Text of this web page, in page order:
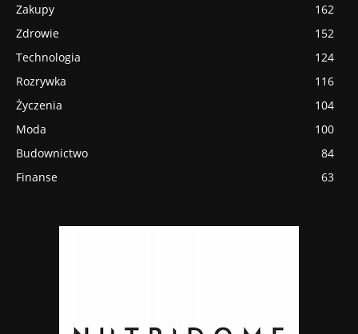
Zakupy
162
Zdrowie
152
Technologia
124
Rozrywka
116
Życzenia
104
Moda
100
Budownictwo
84
Finanse
63